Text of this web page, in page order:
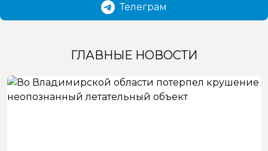
Телеграм
ГЛАВНЫЕ НОВОСТИ